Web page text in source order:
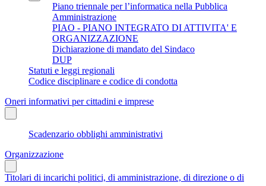
Piano triennale per l’informatica nella Pubblica
Amministrazione
PIAO - PIANO INTEGRATO DI ATTIVITA' E
ORGANIZZAZIONE
Dichiarazione di mandato del Sindaco
DUP
Statuti e leggi regionali
Codice disciplinare e codice di condotta
Oneri informativi per cittadini e imprese
Scadenzario obblighi amministrativi
Organizzazione
Titolari di incarichi politici, di amministrazione, di direzione o di